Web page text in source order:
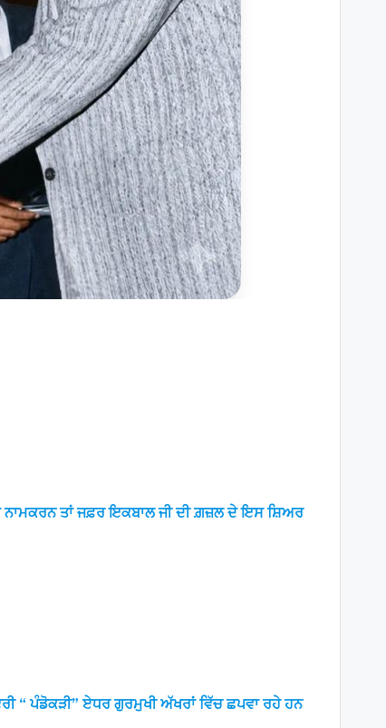
ਨਾਮਕਰਨ ਤਾਂ ਜਫ਼ਰ ਇਕਬਾਲ ਜੀ ਦੀ ਗ਼ਜ਼ਲ ਦੇ ਇਸ ਸ਼ਿਅਰ
“ ਪੰਡੋਕੜੀ” ਏਧਰ ਗੁਰਮੁਖੀ ਅੱਖਰਾਂ ਵਿੱਚ ਛਪਵਾ ਰਹੇ ਹਨ